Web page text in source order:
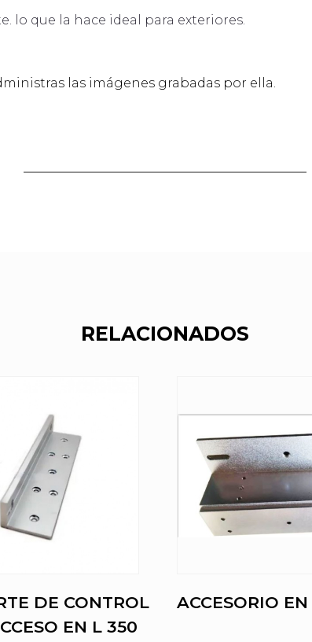
lo que la hace ideal para exteriores.
las imágenes grabadas por ella.
RELACIONADOS
DE CONTROL
EN L 350
ACCESORIO